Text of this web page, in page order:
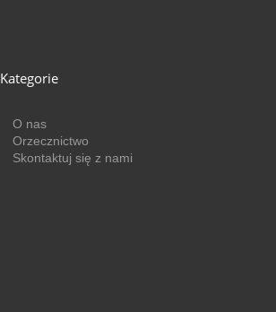
Kategorie
O nas
Orzecznictwo
Skontaktuj się z nami